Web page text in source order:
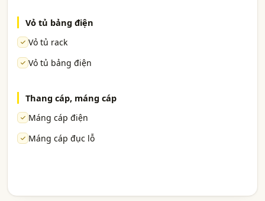
Vỏ tủ bảng điện
Vỏ tủ rack
Vỏ tủ bảng điện
Thang cáp, máng cáp
Máng cáp điện
Máng cáp đục lỗ